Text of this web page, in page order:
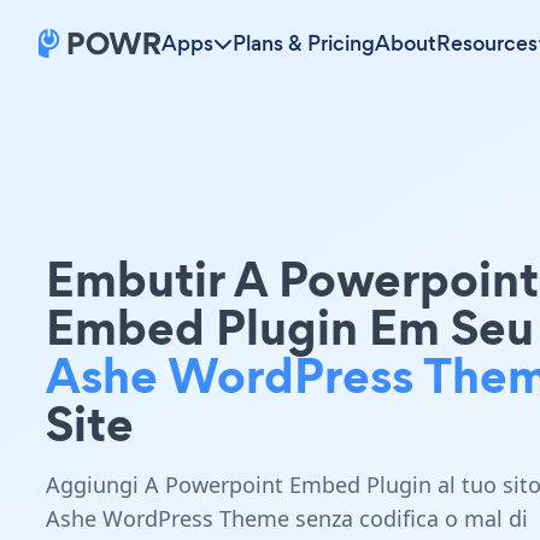
Apps Plans & PricingAboutResources
Embutir A Powerpoint
Embed Plugin Em Seu
Ashe WordPress
Site
Aggiungi A Powerpoint Embed Plugin al tuo sito
Ashe WordPress Theme senza codifica o mal di